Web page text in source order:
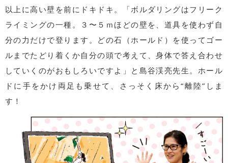
以上に高い壁を前にドキドキ。「ボルダリングはフリーク
ライミングの一種。３〜５ｍほどの壁を、道具を使わず自
分の力だけで登ります。どの石（ホールド）を使ってゴー
ルまでたどり着くか自分の頭で考えて、身体で答え合わせ
していくのがおもしろいですよ」と島谷渓亮先生。ホール
ドに手をかけ両足も乗せて、さっそく床から“離陸”しま
す！